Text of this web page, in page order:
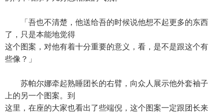
「吾也不清楚，他送给吾的时候说他想不起更多的东西
了，只是本能地觉得
这个图案，对他有着十分重要的意义，看，是不是跟这个有
些像？」
苏帕尔娜牵起熟睡团长的右臂，向众人展示他外套袖子
上的另一个图案。到
这里，在座的大家也看出了些端倪，这个图案一定跟团长来